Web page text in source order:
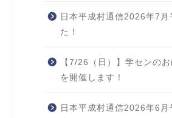
日本平成村通信2026年7月
た！
【7/26（日）】学センの
を開催します！
日本平成村通信2026年6月